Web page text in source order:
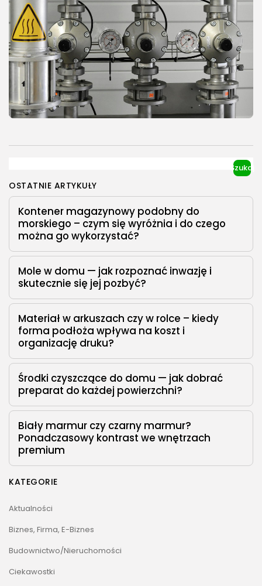
realna odpowiedź na rosnące problemy
środowiskowe związane z nadmiernym ruchem
samochodowym. Termin ten obejmuje wszelkie
formy przemieszczania się, które są przyjazne
środowisku: od...
PUBLIKACJA:REDAKCJA POLECOSYSTEM.PL 11 LIPCA, 2025
Motoryzacja
Technologia
Transport/Logistyka
Sterowniki PLC – jak działają, do czego służą
i dlaczego...
Co to są sterowniki PLC i jak działają Definicja
sterowników PLC Sterowniki PLC (ang.
Programmable Logic Controllers) to
programowalne urządzenia mikroprocesorowe,
które służą do automatycznego sterowania
maszynami, urządzeniami i procesami...
PUBLIKACJA: REDAKCJA POLECOSYSTEM.PL
Szukaj
OSTATNIE ARTYKUŁY
Kontener magazynowy podobny do
morskiego – czym się wyróżnia i do czego
można go wykorzystać?
Mole w domu — jak rozpoznać inwazję i
skutecznie się jej pozbyć?
Materiał w arkuszach czy w rolce – kiedy
forma podłoża wpływa na koszt i
organizację druku?
Środki czyszczące do domu — jak dobrać
preparat do każdej powierzchni?
Biały marmur czy czarny marmur?
Ponadczasowy kontrast we wnętrzach
premium
KATEGORIE
Aktualności
Biznes, Firma, E-Biznes
Budownictwo/Nieruchomości
Ciekawostki